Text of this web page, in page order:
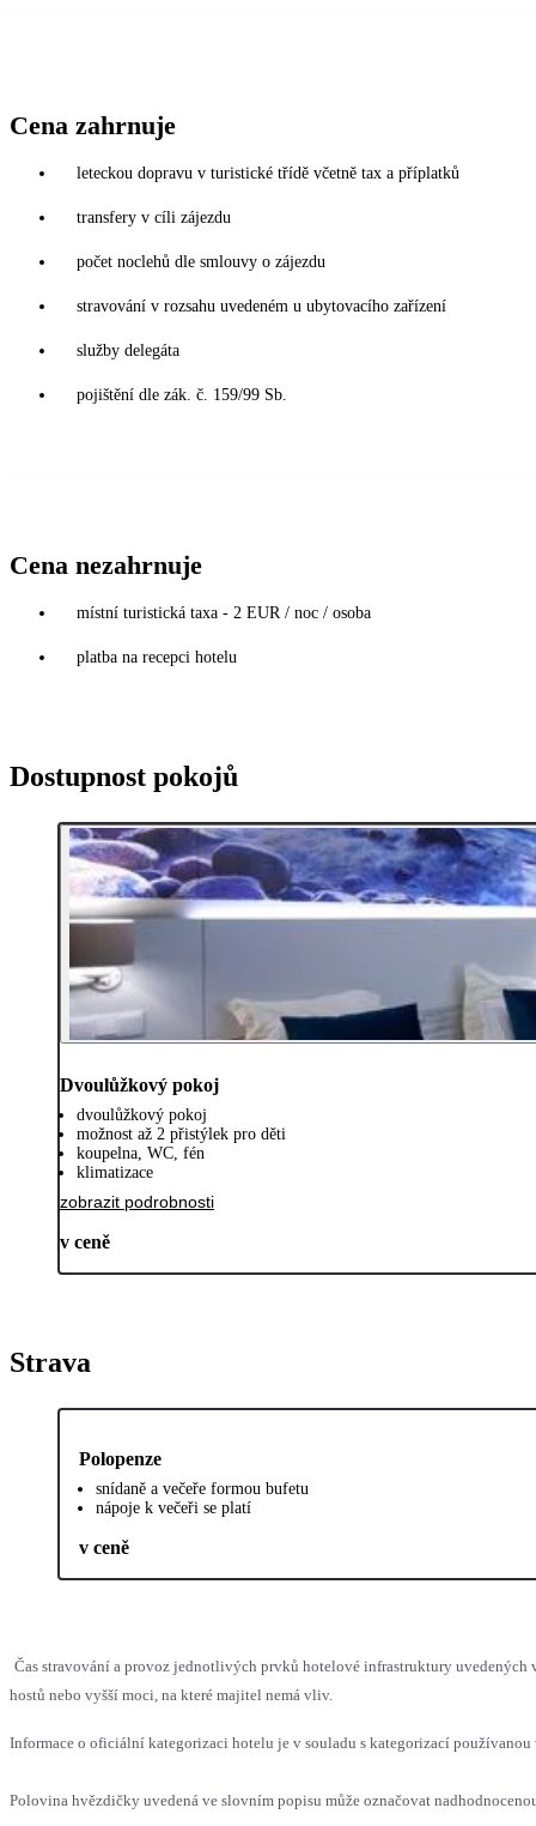
Cena zahrnuje
leteckou dopravu v turistické třídě včetně tax a příplatků
transfery v cíli zájezdu
počet noclehů dle smlouvy o zájezdu
stravování v rozsahu uvedeném u ubytovacího zařízení
služby delegáta
pojištění dle zák. č. 159/99 Sb.
Cena nezahrnuje
místní turistická taxa - 2 EUR / noc / osoba
platba na recepci hotelu
Dostupnost pokojů
Dvoulůžkový pokoj
dvoulůžkový pokoj
možnost až 2 přistýlek pro děti
koupelna, WC, fén
klimatizace
zobrazit podrobnosti
v ceně
Strava
Polopenze
snídaně a večeře formou bufetu
nápoje k večeři se platí
v ceně
Čas stravování a provoz jednotlivých prvků hotelové infrastruktury uvedených
hostů nebo vyšší moci, na které majitel nemá vliv.
Informace o oficiální kategorizaci hotelu je v souladu s kategorizací
Polovina hvězdičky uvedená ve slovním popisu může označovat